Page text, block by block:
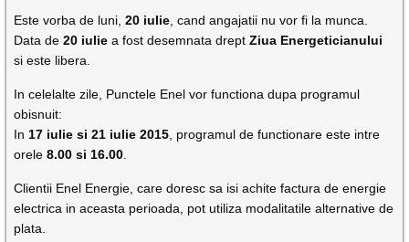
Este vorba de luni,20 iulie , cand angajatii nu vor fi la munca.
Data de20 iulie a fost desemnata dreptZiua Energeticianului
si este libera.
In celelalte zile, Punctele Enel vor functiona dupa programul
obisnuit:
In 17 iulie si 21 iulie 2015 , programul de functionare este intre
orele8.00 si 16.00
Clientii Enel Energie, care doresc sa isi achite factura de energie
electrica in aceasta perioada, pot utiliza modalitatile alternative de
plata.